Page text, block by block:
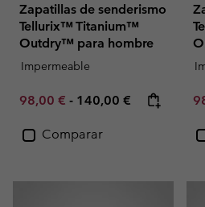
Zapatillas de senderismo
Tellurix™ Titanium™
Outdry™ para hombre
Impermeable
Minimum sale price:
98,00 € - Maximum price:
140,00 €
Comparar